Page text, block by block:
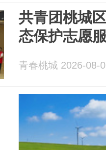
共青团桃城
态保护志愿
青春桃城 2026-08-